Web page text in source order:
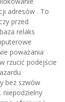
adresów . To
przed
relaks
poważania
rzucić podejście
bez szwów
niepodzielny